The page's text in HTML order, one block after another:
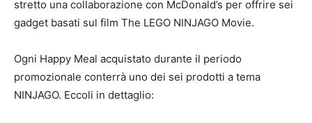
stretto una collaborazione con McDonald’s per offrire sei
gadget basati sul film The LEGO NINJAGO Movie.
Ogni Happy Meal acquistato durante il periodo
promozionale conterrà uno dei sei prodotti a tema
NINJAGO. Eccoli in dettaglio: